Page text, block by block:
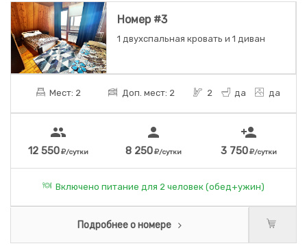
Номер #3
1 двухспальная кровать и 1 диван
Мест: 2 Доп. мест: 2 2 да да
people
12 550 /сутки
person
8 250 /сутки
person_add
3 750 /сутки
Включено питание для 2 человек (обед+ужин)
Подробнее о номере